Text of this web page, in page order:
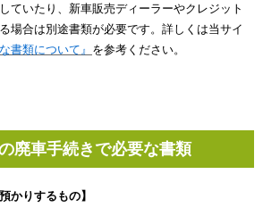
ていたり、新車販売ディーラーやクレジット
場合は別途書類が必要です。詳しくは当サイ
書類について』 を参考ください。
廃車手続きで必要な書類
かりするもの】